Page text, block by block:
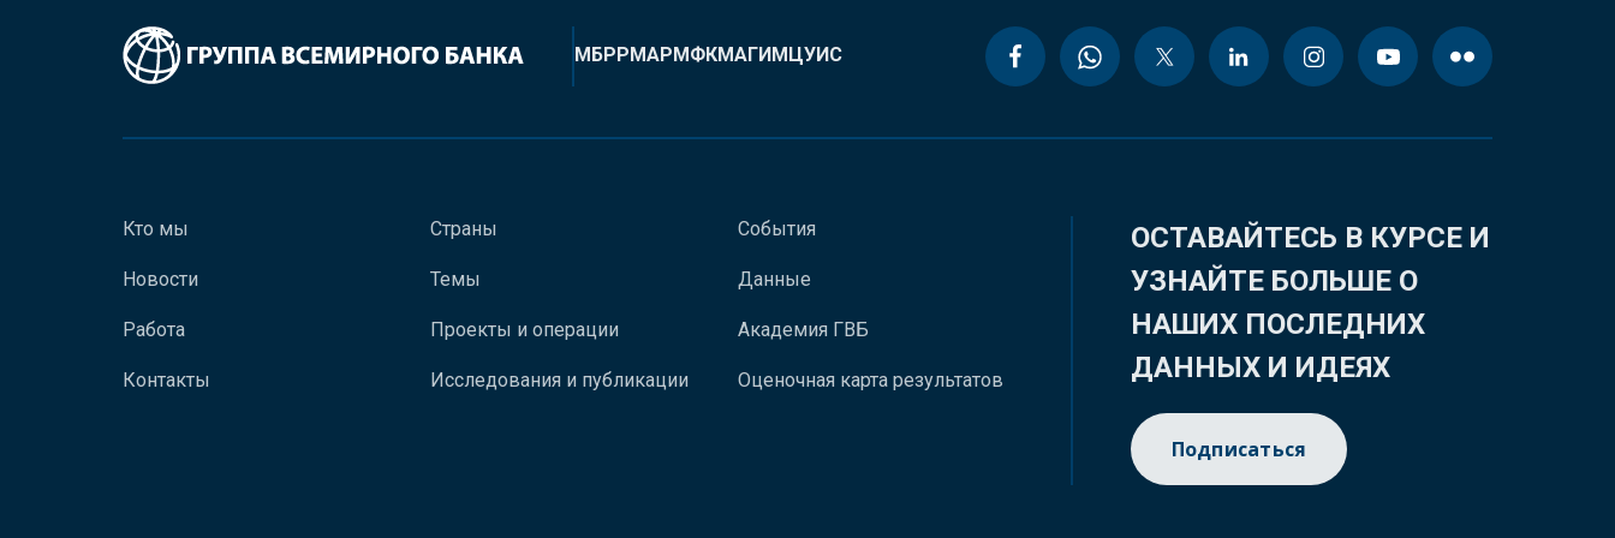
МБРРМАРМФКМАГИМЦУИС
Кто мы
Новости
Работа
Контакты
Страны
Темы
Проекты и операции
Исследования и публикации
События
Данные
Академия ГВБ
Оценочная карта результатов
ОСТАВАЙТЕСЬ В КУРСЕ И
УЗНАЙТЕ БОЛЬШЕ О
НАШИХ ПОСЛЕДНИХ
ДАННЫХ И ИДЕЯХ
Подписаться